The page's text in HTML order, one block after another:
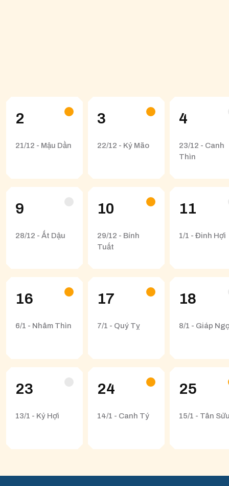
2
21/12 - Mậu Dần
3
22/12 - Kỷ Mão
4
23/12 - Canh
Thìn
9
28/12 - Ất Dậu
10
29/12 - Bính
Tuất
11
1/1 - Đinh Hợi
16
6/1 - Nhâm Thìn
17
7/1 - Quý Tỵ
18
8/1 - Giáp
23
13/1 - Kỷ Hợi
24
14/1 - Canh Tý
25
15/1 - Tân